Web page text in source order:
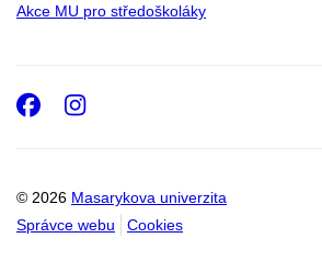
Akce MU pro středoškoláky
© 2026 Masarykova univerzita
Správce webu
Cookies
Facebook
Instagram